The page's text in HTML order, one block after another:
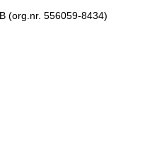
(org.nr. 556059­-8434)